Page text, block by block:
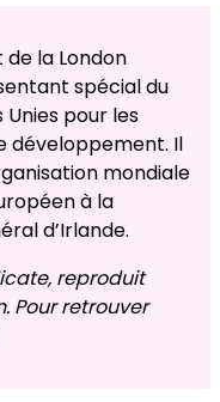
la London
spécial du
pour les
développement. Il
mondiale
à la
d’Irlande.
reproduit
Pour retrouver